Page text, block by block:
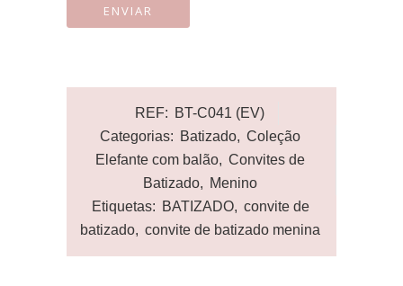
REF: BT-C041 (EV)
Categorias: Batizado, Coleção
Elefante com balão, Convites de
Batizado, Menino
Etiquetas: BATIZADO, convite de
batizado, convite de batizado menina